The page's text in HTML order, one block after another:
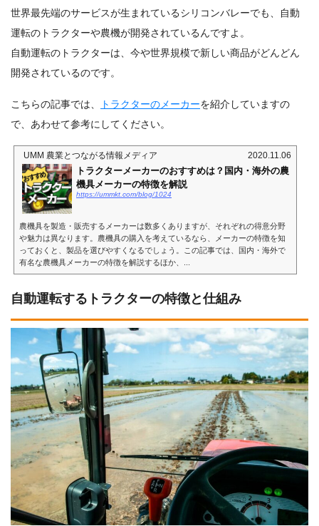
世界最先端のサービスが生まれているシリコンバレーでも、自動
運転のトラクターや農機が開発されているんですよ。
自動運転のトラクターは、今や世界規模で新しい商品がどんどん
開発されているのです。
こちらの記事では、 トラクターのメーカーを紹介していますの
で、あわせて参考にしてください。
UMM 農業とつながる情報メディア 2020.11.06
トラクターメーカーのおすすめは？国内・海外の農
機具メーカーの特徴を解説
https://ummkt.com/blog/1024
農機具を製造・販売するメーカーは数多くありますが、それぞれの得意分野
や魅力は異なります。農機具の購入を考えているなら、メーカーの特徴を知
っておくと、製品を選びやすくなるでしょう。この記事では、国内・海外で
有名な農機具メーカーの特徴を解説するほか、...
自動運転するトラクターの特徴と仕組み